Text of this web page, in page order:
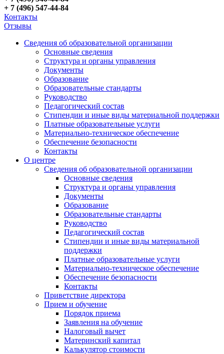
+ 7 (496) 547-44-84
Контакты
Отзывы
Сведения об образовательной организации
Основные сведения
Структура и органы управления
Документы
Образование
Образовательные стандарты
Руководство
Педагогический состав
Стипендии и иные виды материальной поддержки
Платные образовательные услуги
Материально-техническое обеспечение
Обеспечение безопасности
Контакты
О центре
Сведения об образовательной организации
Основные сведения
Структура и органы управления
Документы
Образование
Образовательные стандарты
Руководство
Педагогический состав
Стипендии и иные виды материальной
поддержки
Платные образовательные услуги
Материально-техническое обеспечение
Обеспечение безопасности
Контакты
Приветствие директора
Прием и обучение
Порядок приема
Заявления на обучение
Налоговый вычет
Материнский капитал
Калькулятор стоимости